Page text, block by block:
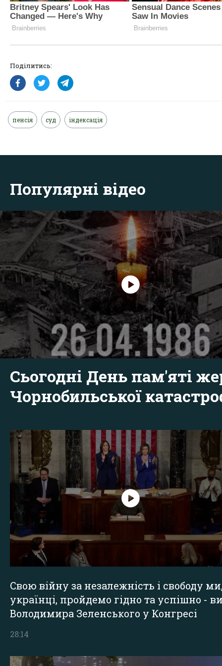
Поділитись:
пенсія суд індексація
Популярні відео
Сьогодні День пам'яті
Чорнобильської
Свою війну за незалежність і свободу
українці, пройдемо гідно та успішно -
Володимира Зеленського у Конгресі
28:14